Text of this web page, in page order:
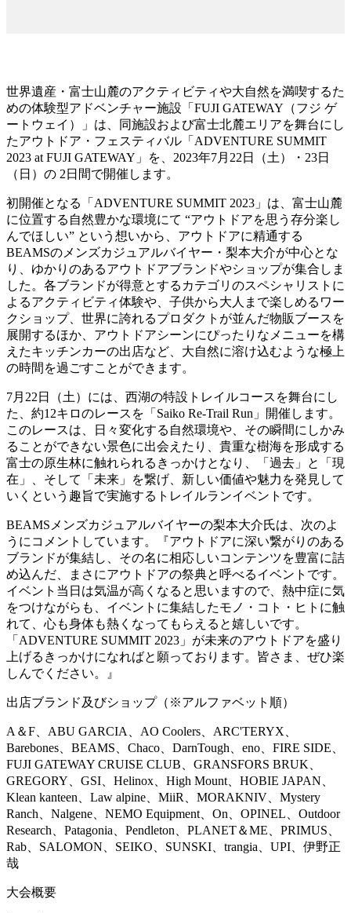
世界遺産・富士山麓のアクティビティや大自然を満喫するた
めの体験型アドベンチャー施設「FUJI GATEWAY（フジ ゲ
ートウェイ）」は、同施設および富士北麓エリアを舞台にし
たアウトドア・フェスティバル「ADVENTURE SUMMIT
2023 at FUJI GATEWAY」を、2023年7月22日（土）・23日
（日）の 2日間で開催します。
初開催となる「ADVENTURE SUMMIT 2023」は、富士山麓
に位置する自然豊かな環境にて “アウトドアを思う存分楽し
んでほしい” という想いから、アウトドアに精通する
BEAMSのメンズカジュアルバイヤー・梨本大介が中心とな
り、ゆかりのあるアウトドアブランドやショップが集合しま
した。各ブランドが得意とするカテゴリのスペシャリストに
よるアクティビティ体験や、子供から大人まで楽しめるワー
クショップ、世界に誇れるプロダクトが並んだ物販ブースを
展開するほか、アウトドアシーンにぴったりなメニューを構
えたキッチンカーの出店など、大自然に溶け込むような極上
の時間を過ごすことができます。
7月22日（土）には、西湖の特設トレイルコースを舞台にし
た、約12キロのレースを「Saiko Re-Trail Run」開催します。
このレースは、日々変化する自然環境や、その瞬間にしかみ
ることができない景色に出会えたり、貴重な樹海を形成する
富士の原生林に触れられるきっかけとなり、「過去」と「現
在」、そして「未来」を繋げ、新しい価値や魅力を発見して
いくという趣旨で実施するトレイルランイベントです。
BEAMSメンズカジュアルバイヤーの梨本大介氏は、次のよ
うにコメントしています。『アウトドアに深い繋がりのある
ブランドが集結し、その名に相応しいコンテンツを豊富に詰
め込んだ、まさにアウトドアの祭典と呼べるイベントです。
イベント当日は気温が高くなると思いますので、熱中症に気
をつけながらも、イベントに集結したモノ・コト・ヒトに触
れて、心も身体も熱くなってもらえると嬉しいです。
「ADVENTURE SUMMIT 2023」が未来のアウトドアを盛り
上げるきっかけになればと願っております。皆さま、ぜひ楽
しんでください。』
出店ブランド及びショップ（※アルファベット順）
A＆F、ABU GARCIA、AO Coolers、ARC'TERYX、
Barebones、BEAMS、Chaco、DarnTough、eno、FIRE SIDE、
FUJI GATEWAY CRUISE CLUB、GRANSFORS BRUK、
GREGORY、GSI、Helinox、High Mount、HOBIE JAPAN、
Klean kanteen、Law alpine、MiiR、MORAKNIV、Mystery
Ranch、Nalgene、NEMO Equipment、On、OPINEL、Outdoor
Research、Patagonia、Pendleton、PLANET＆ME、PRIMUS、
Rab、SALOMON、SEIKO、SUNSKI、trangia、UPI、伊野正
哉
大会概要